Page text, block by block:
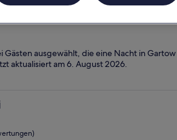
7. Aug. - 9. Aug.
ausgewählt, die eine Nacht in
aktualisiert am6. August 2026.